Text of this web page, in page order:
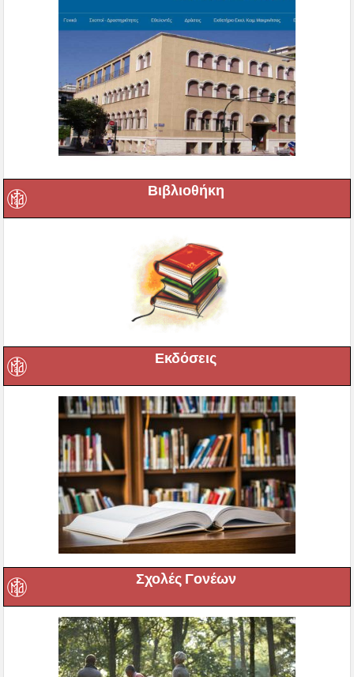
Βιβλιοθήκη
Εκδόσεις
Σχολές Γονέων